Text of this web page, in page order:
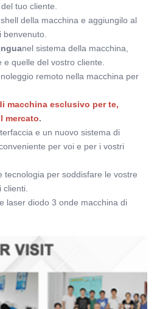
tuo cliente.
della macchina e aggiungilo al
nel sistema della macchina,
quelle del vostro cliente.
remoto nella macchina per
macchina esclusivo per te,
mercato.
e un nuovo sistema di
per voi e per i vostri
tecnologia per soddisfare le vostre
laser diodo 3 onde macchina di